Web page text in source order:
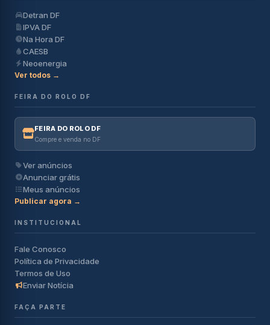
Detran DF
IPVA DF
Na Hora DF
CAESB
Neoenergia
Ver todos →
FEIRA DO ROLO DF
FEIRA DO ROLO DF
Compre e venda no DF
Ver anúncios
Anunciar grátis
Meus anúncios
Publicar agora →
INSTITUCIONAL
Fale Conosco
Política de Privacidade
Termos de Uso
Enviar Notícia
FAÇA PARTE